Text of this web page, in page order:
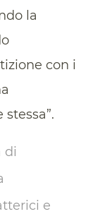
la
con i
di
e